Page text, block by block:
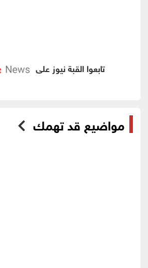
تابعوا القبة نيوز على
مواضيع قد تهمك